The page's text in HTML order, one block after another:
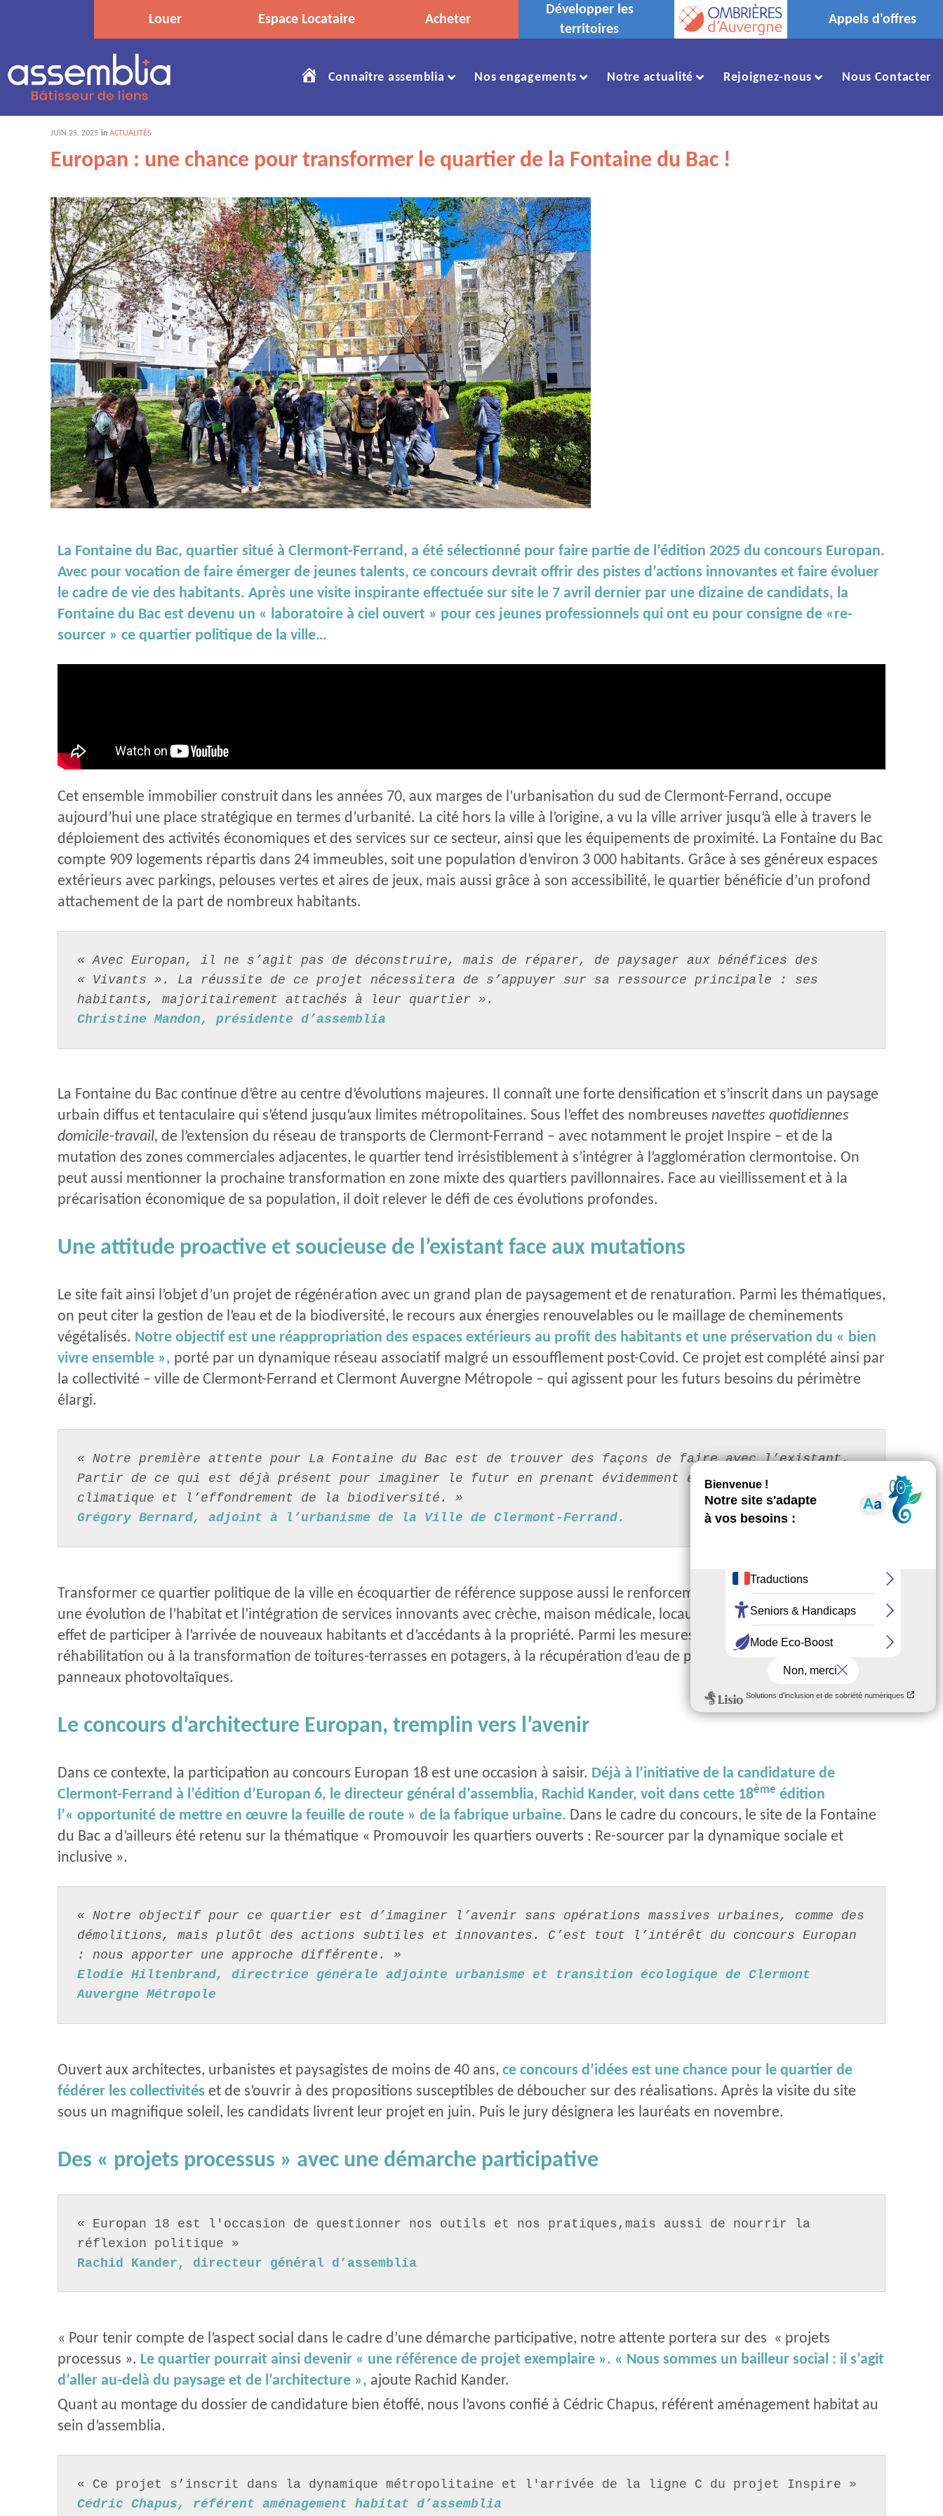
Louer Espace Locataire Acheter
Développer les
territoires
Appels d'offres
Accueil
Connaître assemblia Nos engagements Notre actualité Rejoignez-nous Nous Contacter
JUIN 25. 2025 in ACTUALITÉS
Europan : une chance pour transformer le quartier de la Fontaine du Bac !
La Fontaine du Bac, quartier situé à Clermont-Ferrand, a été sélectionné pour faire partie de l’édition 2025 du concours Europan.
Avec pour vocation de faire émerger de jeunes talents, ce concours devrait offrir des pistes d’actions innovantes et faire évoluer
le cadre de vie des habitants. Après une visite inspirante effectuée sur site le 7 avril dernier par une dizaine de candidats, la
Fontaine du Bac est devenu un « laboratoire à ciel ouvert » pour ces jeunes professionnels qui ont eu pour consigne de «re-
sourcer » ce quartier politique de la ville…
Cet ensemble immobilier construit dans les années 70, aux marges de l’urbanisation du sud de Clermont-Ferrand, occupe
aujourd’hui une place stratégique en termes d’urbanité. La cité hors la ville à l’origine, a vu la ville arriver jusqu’à elle à travers le
déploiement des activités économiques et des services sur ce secteur, ainsi que les équipements de proximité. La Fontaine du Bac
compte 909 logements répartis dans 24 immeubles, soit une population d’environ 3 000 habitants. Grâce à ses généreux espaces
extérieurs avec parkings, pelouses vertes et aires de jeux, mais aussi grâce à son accessibilité, le quartier bénéficie d’un profond
attachement de la part de nombreux habitants.
« Avec Europan, il ne s’agit pas de déconstruire, mais de réparer, de paysager aux bénéfices des
« Vivants ». La réussite de ce projet nécessitera de s’appuyer sur sa ressource principale : ses
habitants, majoritairement attachés à leur quartier ».
Christine Mandon, présidente d’assemblia
La Fontaine du Bac continue d’être au centre d’évolutions majeures. Il connaît une forte densification et s’inscrit dans un paysage
urbain diffus et tentaculaire qui s’étend jusqu’aux limites métropolitaines. Sous l’effet des nombreuses navettes quotidiennes
domicile-travail, de l’extension du réseau de transports de Clermont-Ferrand – avec notamment le projet Inspire – et de la
mutation des zones commerciales adjacentes, le quartier tend irrésistiblement à s’intégrer à l’agglomération clermontoise. On
peut aussi mentionner la prochaine transformation en zone mixte des quartiers pavillonnaires. Face au vieillissement et à la
précarisation économique de sa population, il doit relever le défi de ces évolutions profondes.
Une attitude proactive et soucieuse de l’existant face aux mutations
Le site fait ainsi l’objet d’un projet de régénération avec un grand plan de paysagement et de renaturation. Parmi les thématiques,
on peut citer la gestion de l’eau et de la biodiversité, le recours aux énergies renouvelables ou le maillage de cheminements
végétalisés. Notre objectif est une réappropriation des espaces extérieurs au profit des habitants et une préservation du « bien
vivre ensemble », porté par un dynamique réseau associatif malgré un essoufflement post-Covid. Ce projet est complété ainsi par
la collectivité – ville de Clermont-Ferrand et Clermont Auvergne Métropole – qui agissent pour les futurs besoins du périmètre
élargi.
« Notre première attente pour La Fontaine du Bac est de trouver des façons de faire avec l’existant.
Partir de ce qui est déjà présent pour imaginer le futur en prenant évidemment en compte le changement
climatique et l’effondrement de la biodiversité. »
Grégory Bernard, adjoint à l’urbanisme de la Ville de Clermont-Ferrand.
Transformer ce quartier politique de la ville en écoquartier de référence suppose aussi le renforcement de la mixité sociale par
une évolution de l’habitat et l’intégration de services innovants avec crèche, maison médicale, locaux associatifs, etc. Il s’agit en
effet de participer à l’arrivée de nouveaux habitants et d’accédants à la propriété. Parmi les mesures concrètes, on pense à la
réhabilitation ou à la transformation de toitures-terrasses en potagers, à la récupération d’eau de pluie, ou encore à la pose de
panneaux photovoltaïques.
Le concours d’architecture Europan, tremplin vers l’avenir
Dans ce contexte, la participation au concours Europan 18 est une occasion à saisir. Déjà à l’initiative de la candidature de
Clermont-Ferrand à l’édition d’Europan 6, le directeur général d’assemblia, Rachid Kander, voit dans cette 18ème édition
l’« opportunité de mettre en œuvre la feuille de route » de la fabrique urbaine. Dans le cadre du concours, le site de la Fontaine
du Bac a d’ailleurs été retenu sur la thématique « Promouvoir les quartiers ouverts : Re-sourcer par la dynamique sociale et
inclusive ».
« Notre objectif pour ce quartier est d’imaginer l’avenir sans opérations massives urbaines, comme des
démolitions, mais plutôt des actions subtiles et innovantes. C’est tout l’intérêt du concours Europan
: nous apporter une approche différente. »
Elodie Hiltenbrand, directrice générale adjointe urbanisme et transition écologique de Clermont
Auvergne Métropole
Ouvert aux architectes, urbanistes et paysagistes de moins de 40 ans, ce concours d’idées est une chance pour le quartier de
fédérer les collectivités et de s’ouvrir à des propositions susceptibles de déboucher sur des réalisations. Après la visite du site
sous un magnifique soleil, les candidats livrent leur projet en juin. Puis le jury désignera les lauréats en novembre.
Des « projets processus » avec une démarche participative
« Europan 18 est l'occasion de questionner nos outils et nos pratiques,mais aussi de nourrir la
réflexion politique »
Rachid Kander, directeur général d’assemblia
« Pour tenir compte de l’aspect social dans le cadre d’une démarche participative, notre attente portera sur des « projets
processus ». Le quartier pourrait ainsi devenir « une référence de projet exemplaire ». « Nous sommes un bailleur social : il s’agit
d’aller au-delà du paysage et de l’architecture », ajoute Rachid Kander.
Quant au montage du dossier de candidature bien étoffé, nous l’avons confié à Cédric Chapus, référent aménagement habitat au
sein d’assemblia.
« Ce projet s’inscrit dans la dynamique métropolitaine et l'arrivée de la ligne C du projet Inspire »
Cédric Chapus, référent aménagement habitat d’assemblia